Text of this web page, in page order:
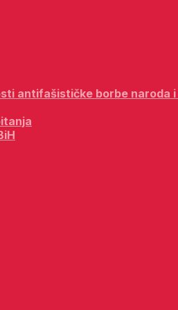
antifašističke borbe naroda